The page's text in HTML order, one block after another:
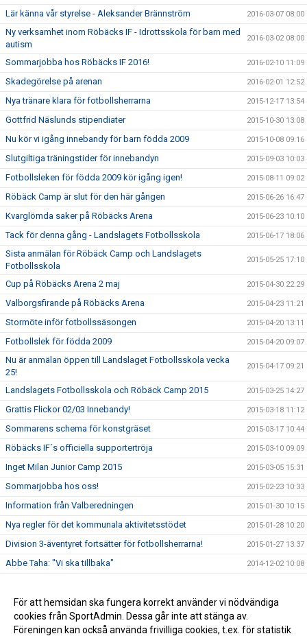
Lär känna vår styrelse - Aleksander Brännström 2016-03-07 08:00
Ny verksamhet inom Röbäcks IF - Idrottsskola för barn med
autism
2016-03-02 08:00
Sommarjobba hos Röbäcks IF 2016! 2016-02-10 11:09
Skadegörelse på arenan 2016-02-01 12:52
Nya tränare klara för fotbollsherrarna 2015-12-17 13:54
Gottfrid Näslunds stipendiater 2015-10-30 13:08
Nu kör vi igång innebandy för barn födda 2009 2015-10-08 09:16
Slutgiltiga träningstider för innebandyn 2015-09-03 10:03
Fotbollsleken för födda 2009 kör igång igen! 2015-08-11 09:02
Röbäck Camp är slut för den här gången 2015-06-26 16:47
Kvarglömda saker på Röbäcks Arena 2015-06-23 10:10
Tack för denna gång - Landslagets Fotbollsskola 2015-06-17 18:06
Sista anmälan för Röbäck Camp och Landslagets
Fotbollsskola
2015-05-25 17:10
Cup på Röbäcks Arena 2 maj 2015-04-30 22:29
Valborgsfirande på Röbäcks Arena 2015-04-23 11:21
Stormöte inför fotbollssäsongen 2015-04-20 13:11
Fotbollslek för födda 2009 2015-04-20 09:07
Nu är anmälan öppen till Landslaget Fotbollsskola vecka
25!
2015-04-17 09:21
Landslagets Fotbollsskola och Röbäck Camp 2015 2015-03-25 14:27
Grattis Flickor 02/03 Innebandy! 2015-03-18 11:12
Sommarens schema för konstgräset 2015-03-17 10:44
Röbäcks IF´s officiella supportertröja 2015-03-10 09:09
Inget Milan Junior Camp 2015 2015-03-05 15:31
Sommarjobba hos oss! 2015-02-23 10:33
Information från Valberedningen 2015-01-30 10:15
Nya regler för det kommunala aktivitetsstödet 2015-01-28 10:20
Division 3-äventyret fortsätter för fotbollsherrarna! 2015-01-27 13:37
Abbe Taha: "Vi ska tillbaka" 2014-12-02 10:08
Röbäcks IF fick pengar från Svenska Spel 2013-12-12 14:27
Röbäck tillbaka i trean efter 30 år 2013-12-12 14:24
För att hemsidan ska fungera korrekt använder vi nödvändiga
cookies från SportAdmin. Dessa går inte att stänga av.
Föreningen kan också använda frivilliga cookies, t.ex. för statistik